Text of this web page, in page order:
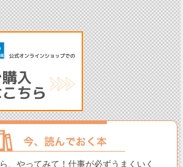
、やってみて！仕事が必ずうまくいく